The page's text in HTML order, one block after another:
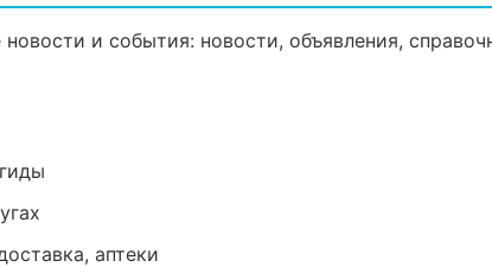
и события: новости, объявления,
аптеки